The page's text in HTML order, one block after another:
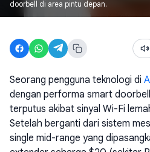
doorbell di area pintu depan.
Seorang pengguna teknologi di
dengan performa smart
terputus akibat sinyal Wi-Fi
Setelah berganti dari sistem
single mid-range yang